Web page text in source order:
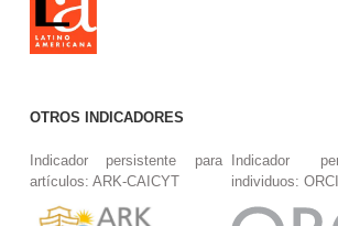
OTROS INDICADORES
Indicador persistente para
artículos: ARK-CAICYT
Indicador
individuos: